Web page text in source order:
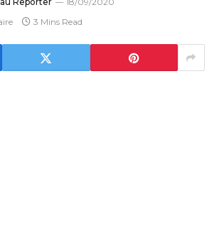
3 Mins Read